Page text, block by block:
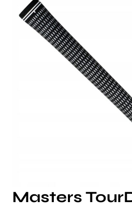
Masters